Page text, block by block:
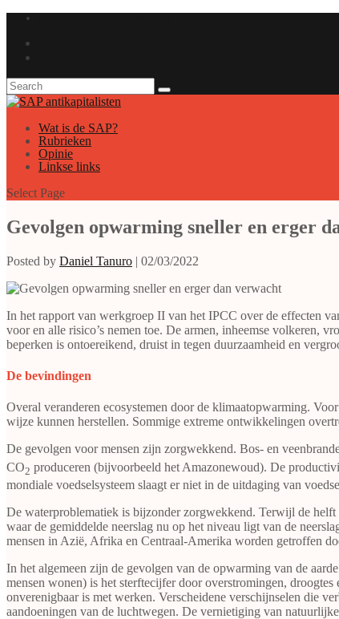
Wat is de SAP?
Rubrieken
Opinie
Linkse links
Select Page
Gevolgen opwarming sneller en erger
Posted by Daniel Tanuro | 02/03/2022
In het rapport van werkgroep II van het IPCC over de effecten
voor en alle risico’s nemen toe. De armen, inheemse volkeren,
beperken is ontoereikend, druist in tegen duurzaamheid en
De bevindingen
Overal veranderen ecosystemen door de klimaatopwarming.
wijze kunnen herstellen. Sommige extreme ontwikkelingen
De gevolgen voor mensen zijn zorgwekkend. Bos- en
CO2 produceren (bijvoorbeeld het Amazonewoud). De
mondiale voedselsysteem slaagt er niet in de uitdaging van
De waterproblematiek is bijzonder zorgwekkend. Terwijl de helft
waar de gemiddelde neerslag nu op het niveau ligt van de
mensen in Azië, Afrika en Centraal-Amerika worden getroffen
In het algemeen zijn de gevolgen van de opwarming van de
mensen wonen) is het sterftecijfer door overstromingen,
onverenigbaar is met werken. Verscheidene verschijnselen die
aandoeningen van de luchtwegen. De vernietiging van